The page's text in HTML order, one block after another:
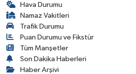
Hava Durumu
Namaz Vakitleri
Trafik Durumu
Puan Durumu ve Fikstür
Tüm Manşetler
Son Dakika Haberleri
Haber Arşivi